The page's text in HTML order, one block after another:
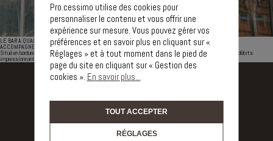
LE BAR A QUAI-MEZE
ACCOMPAGNEMENT PRO.CESSIMMO
Situé en bordure de l'étang de Thau. Ce café qui est une institution à Mèze a la particularité d'avoir de grands débits
impressionnants Les exploitants ont été installés par l'agence PROCESSIMMO.
Pro.cessimo utilise des cookies pour
personnaliser le contenu et vous offrir une
expérience sur mesure. Vous pouvez gérer vos
préférences et en savoir plus en cliquant sur «
Réglages » et à tout moment dans le pied de
page du site en cliquant sur « Gestion des
cookies ». En savoir plus...
TOUT ACCEPTER
RÉGLAGES